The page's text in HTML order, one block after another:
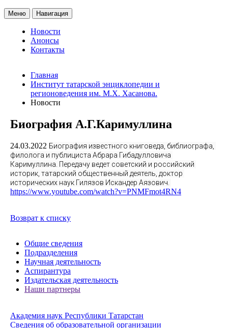
Меню Навигация
Новости
Анонсы
Контакты
Главная
Институт татарской энциклопедии и
регионоведения им. М.Х. Хасанова.
Новости
Биография А.Г.Каримуллина
24.03.2022 Биография известного книговеда, библиографа,
филолога и публициста Абрара Гибадулловича
Каримуллина. Передачу ведет советский и российский
историк, татарский общественный деятель, доктор
исторических наук Гилязов Искандер Аязович.
https://www.youtube.com/watch?v=PNMFmot4RN4
Возврат к списку
Общие сведения
Подразделения
Научная деятельность
Аспирантура
Издательская деятельность
Наши партнеры
Академия наук Республики Татарстан
Сведения об образовательной организации